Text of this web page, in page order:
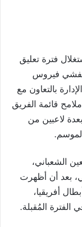
فترة تعليق
تفشي فيروس
بالتعاون مع
قائمة الفريق
لاعبين من
الشعباني،
بعد أن أظهرت
أفريقيا،
الفترة المُقبلة.